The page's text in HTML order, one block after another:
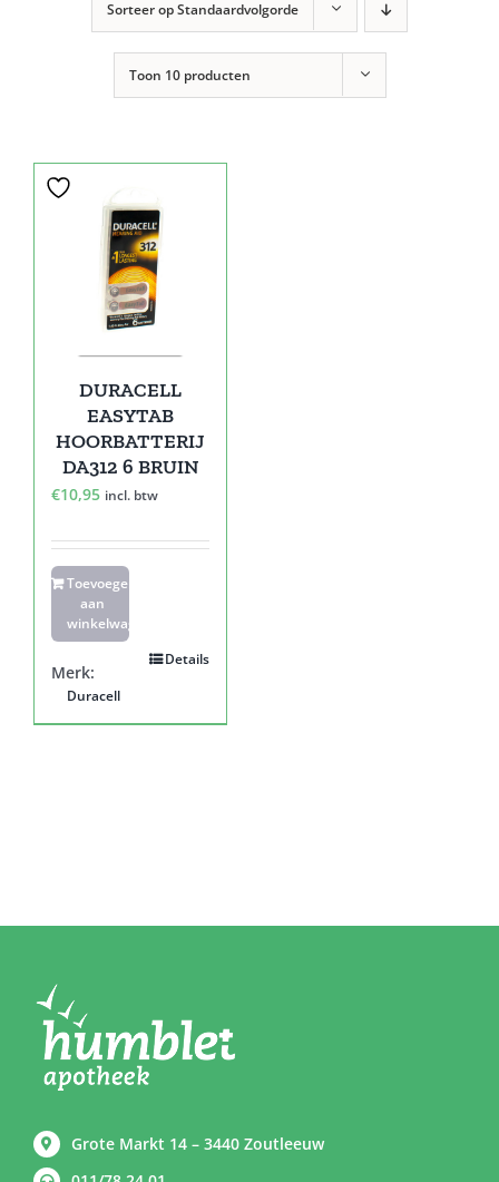
Sorteer opStandaardvolgorde
Toon 10 producten
DURACELL
EASYTAB
HOORBATTERIJ
DA312 6 BRUIN
€10,95 incl. btw
Toevoegen
aan
winkelwagen
Details
Merk:
Duracell
Grote Markt 14 – 3440 Zoutleeuw